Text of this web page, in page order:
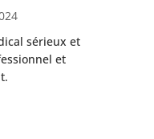
sérieux et
et